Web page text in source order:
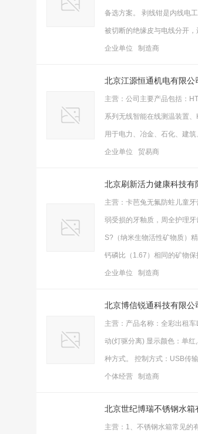
备选方案。 剥线钳是内线电
被切断的绝缘皮与电线分开，
企业单位 制造商
北京江源恒通机电有限公
主营：公司主要产品包括：
系列无线智能在线测温装置
用于电力、冶金、石化、建
企业单位 贸易商
北京刷新活力健康科技有
主营：卡芭兔无氟防蛀儿童
弱受损的牙釉质，周全护理
S?（纳米生物活性矿物质）
钙磷比（1.67）相同的矿物
企业单位 制造商
北京博信锐通科技有限公
主营：产品名称：全彩出租
动(灯驱分离) 显示颜色：单
种方式。 控制方式：USB传
个体经营 制造商
北京世纪博瑞不锈钢水箱
主营：1、不锈钢水箱常见的